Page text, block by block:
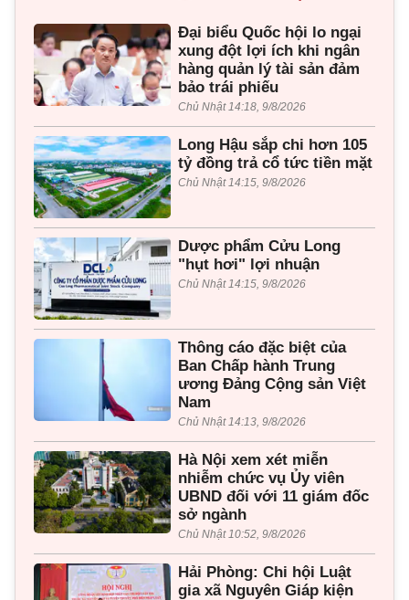
Đại biểu Quốc hội lo ngại
xung đột lợi ích khi ngân
hàng quản lý tài sản đảm
bảo trái phiếu
Chủ Nhật 14:18, 9/8/2026
Long Hậu sắp chi hơn 105
tỷ đồng trả cổ tức tiền mặt
Chủ Nhật 14:15, 9/8/2026
Dược phẩm Cửu Long
"hụt hơi" lợi nhuận
Chủ Nhật 14:15, 9/8/2026
Thông cáo đặc biệt của
Ban Chấp hành Trung
ương Đảng Cộng sản Việt
Nam
Chủ Nhật 14:13, 9/8/2026
Hà Nội xem xét miễn
nhiễm chức vụ Ủy viên
UBND đối với 11 giám đốc
sở ngành
Chủ Nhật 10:52, 9/8/2026
Hải Phòng: Chi hội Luật
gia xã Nguyên Giáp kiện